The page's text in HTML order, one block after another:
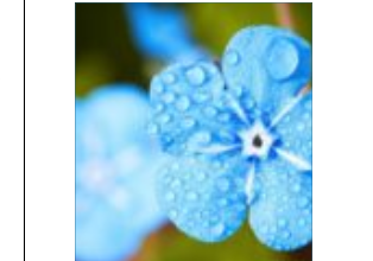
intressant fenomen som
alltmer blir populärt är
det självspela...